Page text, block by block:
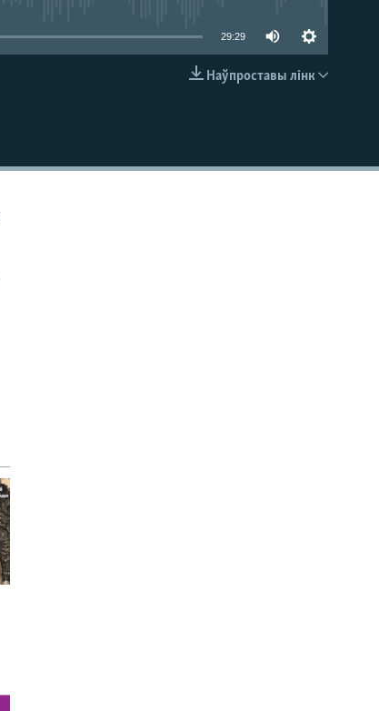
29:29
Наўпроставы лінк